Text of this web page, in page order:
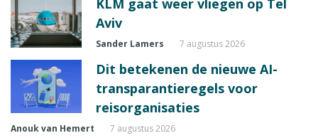
Aviv
Sander Lamers 7 augustus 2026
Dit betekenen de nieuwe AI-
transparantieregels voor
reisorganisaties
Anouk van Hemert 7 augustus 2026